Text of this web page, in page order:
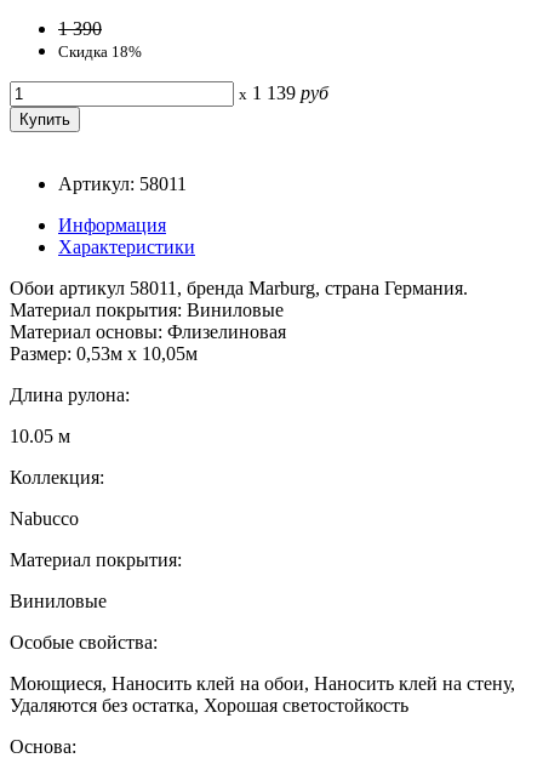
1 390
Скидка 18%
x 1 139 руб
Артикул: 58011
Информация
Характеристики
Обои артикул 58011, бренда Marburg, страна Германия.
Материал покрытия: Виниловые
Материал основы: Флизелиновая
Размер: 0,53м x 10,05м
Длина рулона:
10.05 м
Коллекция:
Nabucco
Материал покрытия:
Виниловые
Особые свойства:
Моющиеся, Наносить клей на обои, Наносить клей на стену,
Удаляются без остатка, Хорошая светостойкость
Основа: